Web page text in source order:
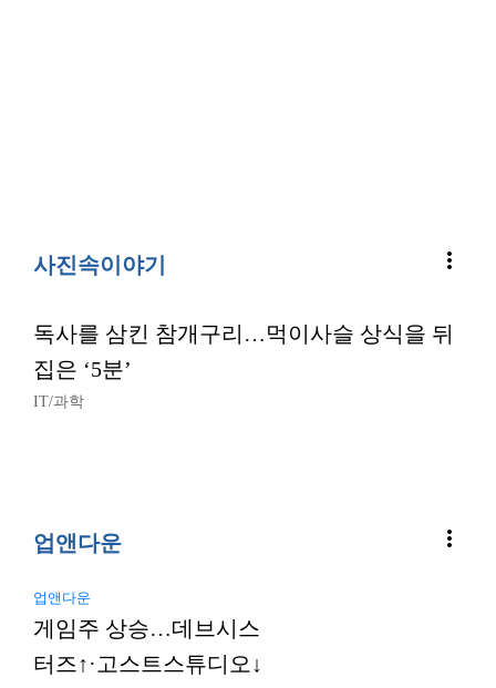
사진속이야기 more_vert
독사를 삼킨 참개구리…먹이사슬 상식을 뒤
집은 ‘5분’
IT/과학
업앤다운 more_vert
업앤다운
게임주 상승…데브시스
터즈↑·고스트스튜디오↓